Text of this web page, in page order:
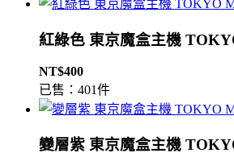
紅綠色 東京魔盒主機
NT$400
已售：401件
變層紫 東京魔盒主機